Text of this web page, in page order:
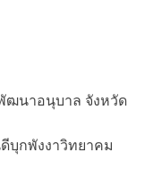
ฒนาอนุบาล จังหวัด
บุกพังงาวิทยาคม